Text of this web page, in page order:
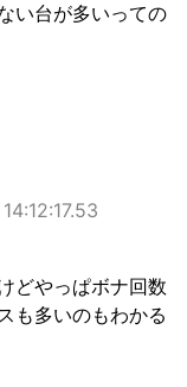
い台が多いっての
どやっぱボナ回数
も多いのもわかる